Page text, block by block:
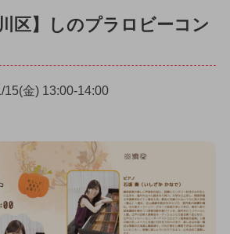
区】しのプラロビーコン
15(金) 13:00-14:00